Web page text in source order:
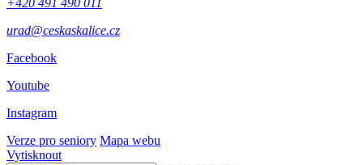
+420 491 490 011
urad@ceskaskalice.cz
Facebook
Youtube
Instagram
Verze pro seniory Mapa webu
Vytisknout